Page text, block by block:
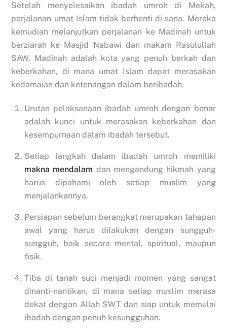
Setelah menyelesaikan ibadah umroh di Mekah,
perjalanan umat Islam tidak berhenti di sana. Mereka
kemudian melanjutkan perjalanan ke Madinah untuk
berziarah ke Masjid Nabawi dan makam Rasulullah
SAW. Madinah adalah kota yang penuh berkah dan
keberkahan, di mana umat Islam dapat merasakan
kedamaian dan ketenangan dalam beribadah.
Urutan pelaksanaan ibadah umroh dengan benar
adalah kunci untuk merasakan keberkahan dan
kesempurnaan dalam ibadah tersebut.
Setiap langkah dalam ibadah umroh memiliki
makna mendalam dan mengandung hikmah yang
harus dipahami oleh setiap muslim yang
menjalankannya.
Persiapan sebelum berangkat merupakan tahapan
awal yang harus dilakukan dengan sungguh-
sungguh, baik secara mental, spiritual, maupun
fisik.
Tiba di tanah suci menjadi momen yang sangat
dinanti-nantikan, di mana setiap muslim merasa
dekat dengan Allah SWT dan siap untuk memulai
ibadah dengan penuh kesungguhan.